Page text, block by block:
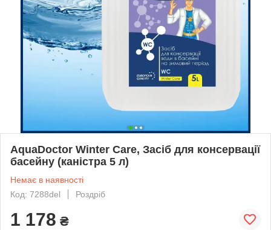
AquaDoctor Winter Care, Засіб для консервації
басейну (каністра 5 л)
Немає в наявності
Код: 7288del
Роздріб
1 178 ₴